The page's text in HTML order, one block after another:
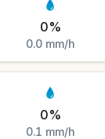
0%
0.0mm/h
0%
0.1 mm/h